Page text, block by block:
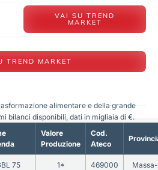
VAI SU TREND
MARKET
TREND MARKET
Valore
Produzione
Cod.
Ateco
75
1* 469000
Massa-
alimentare e della grande
bilanci disponibili, dati in migliaia di €.